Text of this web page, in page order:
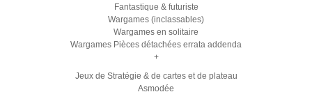
Fantastique & futuriste
Wargames (inclassables)
Wargames en solitaire
Wargames Pièces détachées errata addenda
+
Jeux de Stratégie & de cartes et de plateau
Asmodée